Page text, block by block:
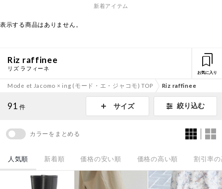
新着アイテム
表示する商品はありません。
Riz raffinee
リズ ラフィーネ
お気に入り
Mode et Jacomo × ing (モード・エ・ジャコモ) TOP Riz raffinee
91 件 サイズ 絞り込む
カラーをまとめる
人気順 新着順 価格の安い順 価格の高い順 割引率